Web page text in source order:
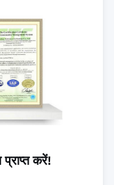
होती है
0.1 6 मिमी (पतली
पन्नी फाड़ने/चिपकने
के लिए प्रवण)
समान) करें!